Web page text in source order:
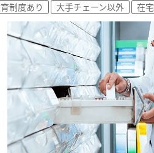
制度あり 大手チェーン以外 在宅